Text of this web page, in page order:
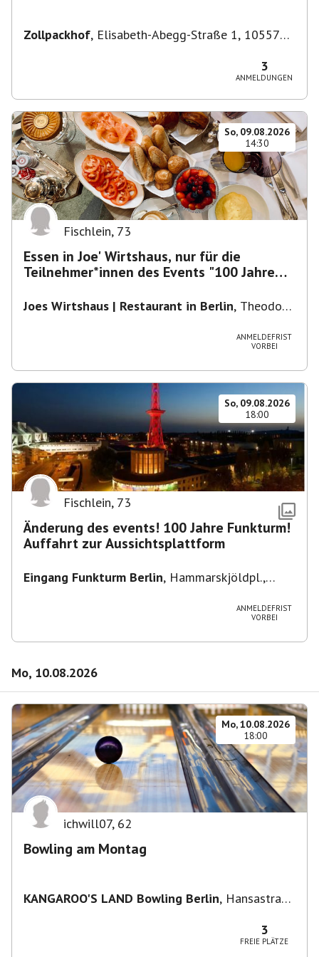
Zollpackhof, Elisabeth-Abegg-Straße 1, 10557
3
ANMELDUNGEN
So, 09.08.2026
14:30
Fischlein, 73
Essen in Joe' Wirtshaus, nur für die
Teilnehmer*innen des Events "100 Jahre
Joes Wirtshaus | Restaurant in Berlin, Theodor-
ANMELDEFRIST
VORBEI
So, 09.08.2026
18:00
Fischlein, 73
Änderung des events! 100 Jahre Funkturm!
Auffahrt zur Aussichtsplattform
Eingang Funkturm Berlin, Hammarskjöldpl.,
ANMELDEFRIST
VORBEI
Mo, 10.08.2026
Mo, 10.08.2026
18:00
ichwill07, 62
Bowling am Montag
KANGAROO'S LAND Bowling Berlin, Hansastraße
3
FREIE PLÄTZE